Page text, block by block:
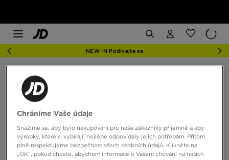
NEW IN Podívejte se
Seřadit:Doporučené Filtrovat
Chráníme Vaše údaje
Snažíme se, aby bylo nakupování pro naše zákazníky příjemné a aby
výrobky, které si vybírají, nejlépe odpovídaly jejich potřebám. Přitom
plně respektujeme bezpečnost všech osobních údajů. Klikněte na
„OK“, pokud chcete, abychom informace o Vašem chování na našich